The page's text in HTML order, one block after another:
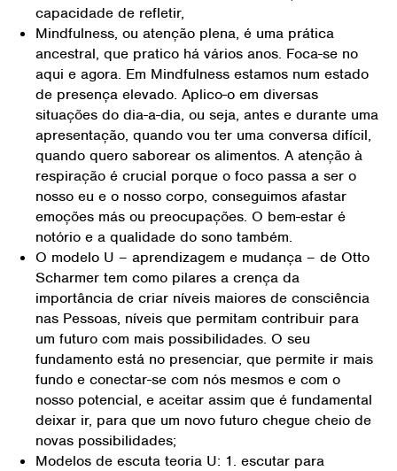
capacidade de refletir,
Mindfulness, ou atenção plena, é uma prática
ancestral, que pratico há vários anos. Foca-se no
aqui e agora. Em Mindfulness estamos num estado
de presença elevado. Aplico-o em diversas
situações do dia-a-dia, ou seja, antes e durante uma
apresentação, quando vou ter uma conversa difícil,
quando quero saborear os alimentos. A atenção à
respiração é crucial porque o foco passa a ser o
nosso eu e o nosso corpo, conseguimos afastar
emoções más ou preocupações. O bem-estar é
notório e a qualidade do sono também.
O modelo U – aprendizagem e mudança – de Otto
Scharmer tem como pilares a crença da
importância de criar níveis maiores de consciência
nas Pessoas, níveis que permitam contribuir para
um futuro com mais possibilidades. O seu
fundamento está no presenciar, que permite ir mais
fundo e conectar-se com nós mesmos e com o
nosso potencial, e aceitar assim que é fundamental
deixar ir, para que um novo futuro chegue cheio de
novas possibilidades;
Modelos de escuta teoria U: 1. escutar para